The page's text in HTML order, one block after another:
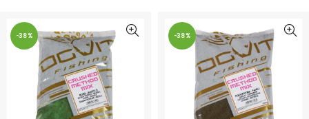
-38% -38%